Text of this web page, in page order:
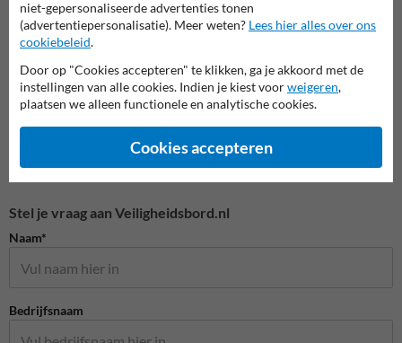
Waarschuwingsborden
Stel je vraag aan Veiligheidsbord.nl
Naam*
Bedrijfsnaam
niet-gepersonaliseerde advertenties tonen
(advertentiepersonalisatie). Meer weten? Lees hier alles over ons
cookiebeleid.
Door op "Cookies accepteren" te klikken, ga je akkoord met de
instellingen van alle cookies. Indien je kiest voorweigeren,
plaatsen we alleen functionele en analytische cookies.
Cookies accepteren